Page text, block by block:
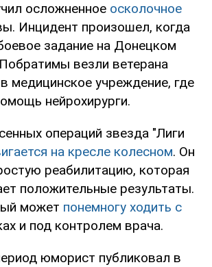
осложненное осколочное
Инцидент произошел, когда
задание на Донецком
везли ветерана
медицинское учреждение, где
нейрохирурги.
операций звезда "Лиги
на кресле колесном. Он
реабилитацию, которая
положительные результаты.
может понемногу ходить с
и под контролем врача.
юморист публиковал в